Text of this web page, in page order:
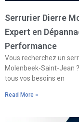
Serrurier Dierre
Expert en
Performance
Vous recherchez un
Molenbeek-Saint-Jean
tous vos besoins en
Read More »